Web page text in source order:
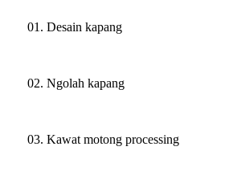
01. Desain kapang
02. Ngolah kapang
03. Kawat motong processing